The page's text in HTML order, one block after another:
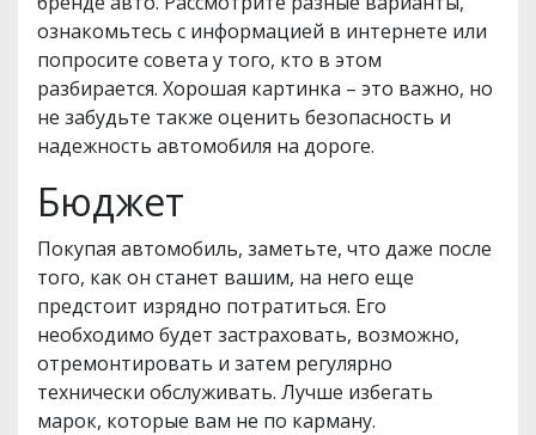
ознакомьтесь с информацией в интернете или
попросите совета у того, кто в этом
разбирается. Хорошая картинка – это важно, но
не забудьте также оценить безопасность и
надежность автомобиля на дороге.
Бюджет
Покупая автомобиль, заметьте, что даже после
того, как он станет вашим, на него еще
предстоит изрядно потратиться. Его
необходимо будет застраховать, возможно,
отремонтировать и затем регулярно
технически обслуживать. Лучше избегать
марок, которые вам не по карману.